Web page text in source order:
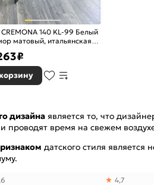
140 KL-99 Белый
матовый, итальянская
₽
дизайна является то, что
проводят время на свежем
датского стиля
4,7